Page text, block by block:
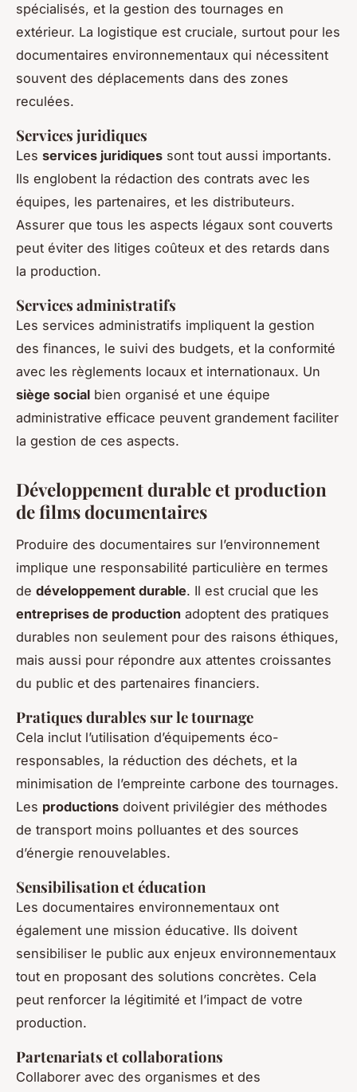
spécialisés, et la gestion des tournages en
extérieur. La logistique est cruciale, surtout pour les
documentaires environnementaux qui nécessitent
souvent des déplacements dans des zones
reculées.
Services juridiques
Les services juridiques sont tout aussi importants.
Ils englobent la rédaction des contrats avec les
équipes, les partenaires, et les distributeurs.
Assurer que tous les aspects légaux sont couverts
peut éviter des litiges coûteux et des retards dans
la production.
Services administratifs
Les services administratifs impliquent la gestion
des finances, le suivi des budgets, et la conformité
avec les règlements locaux et internationaux. Un
siège social bien organisé et une équipe
administrative efficace peuvent grandement faciliter
la gestion de ces aspects.
Développement durable et production
de films documentaires
Produire des documentaires sur l’environnement
implique une responsabilité particulière en termes
de développement durable. Il est crucial que les
entreprises de production adoptent des pratiques
durables non seulement pour des raisons éthiques,
mais aussi pour répondre aux attentes croissantes
du public et des partenaires financiers.
Pratiques durables sur le tournage
Cela inclut l’utilisation d’équipements éco-
responsables, la réduction des déchets, et la
minimisation de l’empreinte carbone des tournages.
Les productions doivent privilégier des méthodes
de transport moins polluantes et des sources
d’énergie renouvelables.
Sensibilisation et éducation
Les documentaires environnementaux ont
également une mission éducative. Ils doivent
sensibiliser le public aux enjeux environnementaux
tout en proposant des solutions concrètes. Cela
peut renforcer la légitimité et l’impact de votre
production.
Partenariats et collaborations
Collaborer avec des organismes et des